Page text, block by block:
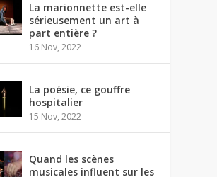
La marionnette est-elle
sérieusement un art à
part entière ?
16 Nov, 2022
La poésie, ce gouffre
hospitalier
15 Nov, 2022
Quand les scènes
musicales influent sur les